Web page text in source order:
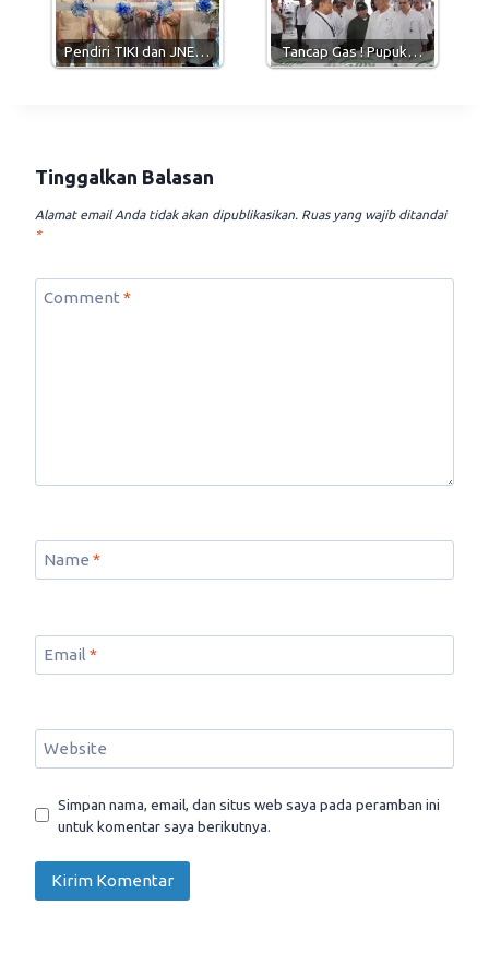
Pendiri TIKI dan JNE… Tancap Gas ! Pupuk…
Tinggalkan Balasan
Alamat email Anda tidak akan dipublikasikan. Ruas yang wajib ditandai
*
Comment *
Name *
Email *
Website
Simpan nama, email, dan situs web saya pada peramban ini
untuk komentar saya berikutnya.